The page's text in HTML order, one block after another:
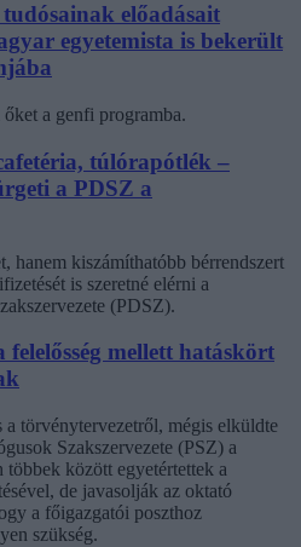
előadásait
egyetemista is bekerült
a genfi programba.
túlórapótlék –
a PDSZ a
hanem kiszámíthatóbb bérrendszert
is szeretné elérni a
(PDSZ).
felelősség mellett hatáskört
törvénytervezetről, mégis elküldte
Szakszervezete (PSZ) a
között egyetértettek a
de javasolják az oktató
a főigazgatói poszthoz
szükség.